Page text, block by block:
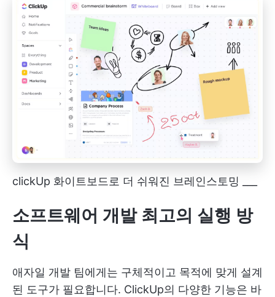
clickUp 화이트보드로 더 쉬워진 브레인스토밍 ___
소프트웨어 개발 최고의 실행 방
식
애자일 개발 팀에게는 구체적이고 목적에 맞게 설계
된 도구가 필요합니다. ClickUp의 다양한 기능은 바